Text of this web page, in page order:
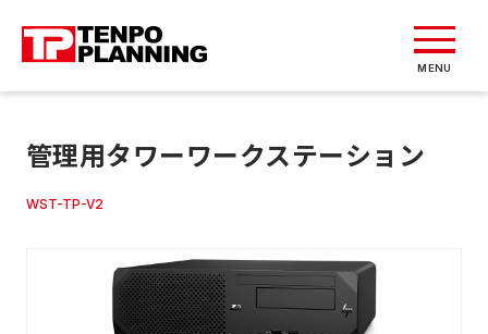
MENU
管理用タワーワークステーション
WST-TP-V2